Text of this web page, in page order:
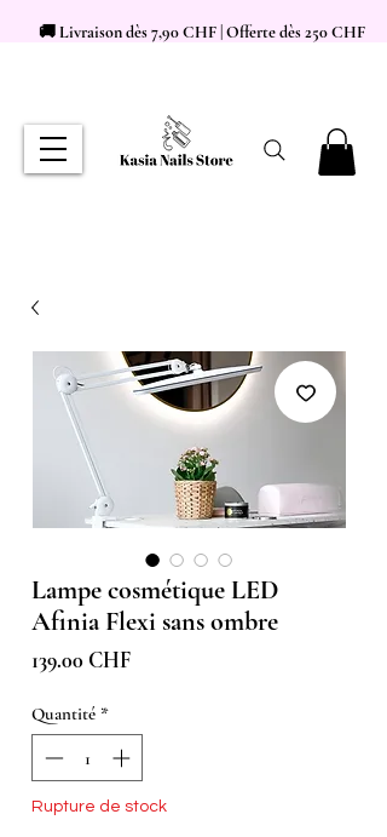
🚚 Livraison dès 7,90 CHF | Offerte dès 250 CHF
Lampe cosmétique LED
Afinia Flexi sans ombre
139.00 CHFPrix
Quantité *
Rupture de stock